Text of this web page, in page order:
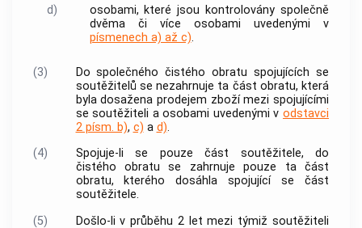
d)
osobami, které jsou kontrolovány společně
dvěma či více osobami uvedenými v
písmenech a) až c).
(3)
Do společného čistého obratu spojujících se
soutěžitelů se nezahrnuje ta část obratu, která
byla dosažena prodejem zboží mezi spojujícími
sesoutěžiteli a osobami uvedenými vodstavci
2 písm. b), c) a d).
(4)
Spojuje-li se pouze část soutěžitele, do
čistého obratu se zahrnuje pouze ta část
obratu, kterého dosáhla spojující se část
soutěžitele.
(5)
Došlo-li v průběhu 2 let mezi týmiž soutěžiteli